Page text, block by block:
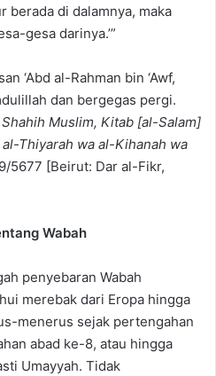
berada di dalamnya, maka
gesa darinya.’”
‘Abd al-Rahman bin ‘Awf,
dan bergegas pergi.
Shahih Muslim, Kitab [al-Salam]
Thiyarah wa al-Kihanah wa
5677 [Beirut: Dar al-Fikr,
Wabah
penyebaran Wabah
merebak dari Eropa hingga
menerus sejak pertengahan
abad ke-8, atau hingga
Umayyah. Tidak